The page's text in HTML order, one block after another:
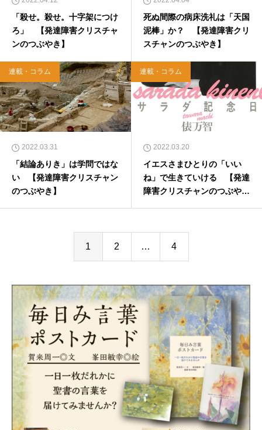
「殺せ。殺せ。十字架につけ
ろ」 【発達障害クリスチャ
ンのつぶやき】
死ぬ間際の病床洗礼は「天国
泥棒」か？ 【発達障害クリ
スチャンのつぶやき】
連載・コラム
2022.03.31
「結論ありき」は学問ではな
い 【発達障害クリスチャン
のつぶやき】
連載・コラム
2022.03.20
イエスさまひとりの「いい
ね」で生きていける 【発達
障害クリスチャンのつぶや
1 2 … 4